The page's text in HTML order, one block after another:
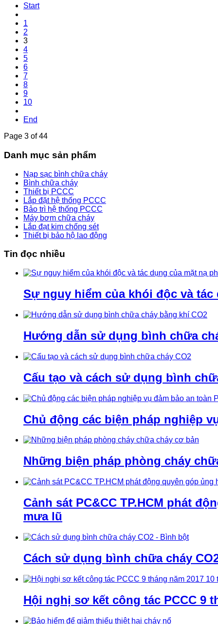
Start
1
2
3
4
5
6
7
8
9
10
End
Page 3 of 44
Danh mục sản phẩm
Nạp sạc bình chữa cháy
Bình chữa cháy
Thiết bị PCCC
Lắp đặt hệ thống PCCC
Bảo trì hệ thống PCCC
Máy bơm chữa cháy
Lắp đạt kim chống sét
Thiết bị bảo hộ lao động
Tin đọc nhiều
Sự nguy hiểm của khói độc và
Hướng dẫn sử dụng bình chữa
Cấu tạo và cách sử dụng bình
Chủ động các biện pháp nghiệp
Những biện pháp phòng cháy
Cảnh sát PC&CC TP.HCM phát
mưa lũ
Cách sử dụng bình chữa cháy
Hội nghị sơ kết công tác PCCC 9